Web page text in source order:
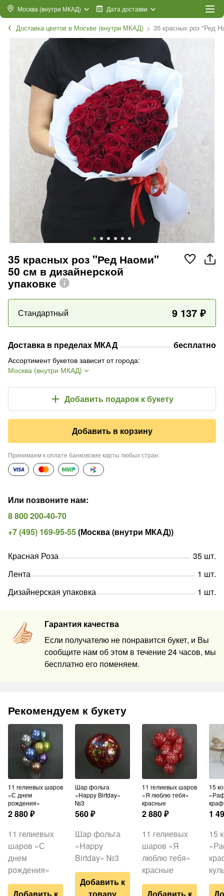
Москва (внутри МКАД) Дата доставки
Доставка цветов в Москве (внутри МКАД) 35 красных роз "Ред
35 красных роз "Ред Наоми"
50 см в дизайнерской
упаковке
Стандартный 9 137 ₽
Доставка в пределах МКАД бесплатно
Ассортимент букетов зависит от города:
Москва (внутри МКАД)
Добавить подарок к букету
Добавить в корзину
Принимаем к оплате банковские карты любых стран:
Или позвоните нам:
8 800 200-40-70
+7 (495) 169-95-55(Москва (внутри МКАД))
Гарантия качества
Если получателю не понравится букет, и Вы
сообщите нам об этом в течение 24 часов, мы
бесплатно его поменяем.
Красная Роза 35 шт.
Лента
1 шт.
Дизайнерская упаковка
1 шт.
Рекомендуем к букету
11 гелиевых шаров
«С днем
рождения»
2 880₽
11 гелиевых
шаров «С
днем
рождения»
Шар фольга
«Happy Birtday»
№3
560₽
Шар фольга
«Happy
Birtday» №3
Добавить к
11 гелиевых шаров
«Я люблю тебя»
красные
2 880₽
11 гелиевых
шаров «Я
люблю тебя»
красные
15 конфет
1
15